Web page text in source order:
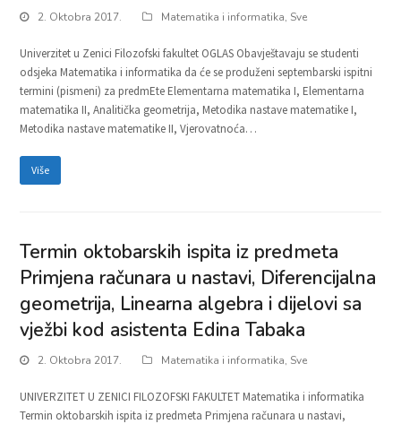
2. Oktobra 2017. Matematika i informatika, Sve
Univerzitet u Zenici Filozofski fakultet OGLAS Obavještavaju se studenti
odsjeka Matematika i informatika da će se produženi septembarski ispitni
termini (pismeni) za predmEte Elementarna matematika I, Elementarna
matematika II, Analitička geometrija, Metodika nastave matematike I,
Metodika nastave matematike II, Vjerovatnoća…
Više
Termin oktobarskih ispita iz predmeta
Primjena računara u nastavi, Diferencijalna
geometrija, Linearna algebra i dijelovi sa
vježbi kod asistenta Edina Tabaka
2. Oktobra 2017. Matematika i informatika, Sve
UNIVERZITET U ZENICI FILOZOFSKI FAKULTET Matematika i informatika
Termin oktobarskih ispita iz predmeta Primjena računara u nastavi,